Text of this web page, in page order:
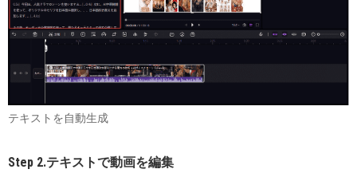
テキストを自動生成
Step 2.テキストで動画を編集